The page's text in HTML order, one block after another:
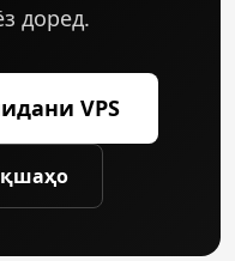
доред.
VPS